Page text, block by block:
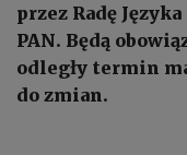
przez Radę
PAN. Będą
odległy termin
do zmian.